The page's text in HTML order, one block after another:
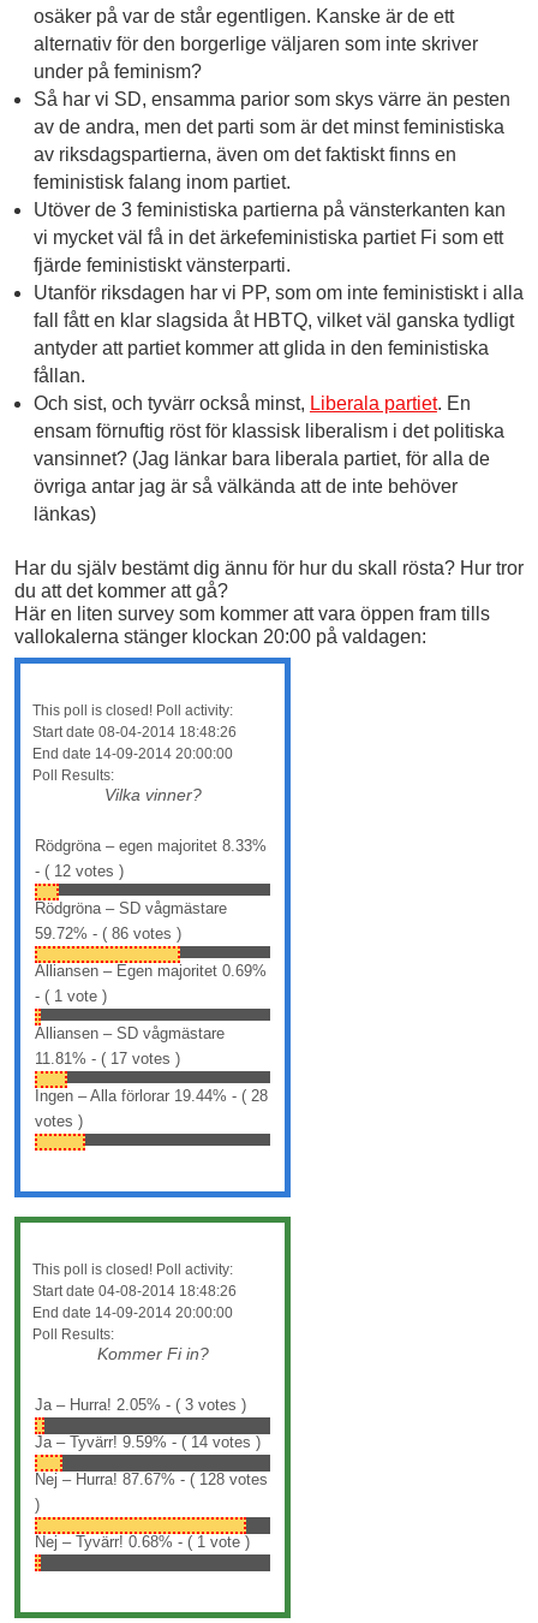
osäker på var de står egentligen. Kanske är de ett
alternativ för den borgerlige väljaren som inte skriver
under på feminism?
Så har vi SD, ensamma parior som skys värre än pesten
av de andra, men det parti som är det minst feministiska
av riksdagspartierna, även om det faktiskt finns en
feministisk falang inom partiet.
Utöver de 3 feministiska partierna på vänsterkanten kan
vi mycket väl få in det ärkefeministiska partiet Fi som ett
fjärde feministiskt vänsterparti.
Utanför riksdagen har vi PP, som om inte feministiskt i alla
fall fått en klar slagsida åt HBTQ, vilket väl ganska tydligt
antyder att partiet kommer att glida in den feministiska
fållan.
Och sist, och tyvärr också minst, Liberala partiet. En
ensam förnuftig röst för klassisk liberalism i det politiska
vansinnet? (Jag länkar bara liberala partiet, för alla de
övriga antar jag är så välkända att de inte behöver
länkas)
Har du själv bestämt dig ännu för hur du skall rösta? Hur tror
du att det kommer att gå?
Här en liten survey som kommer att vara öppen fram tills
vallokalerna stänger klockan 20:00 på valdagen:
This poll is closed! Poll activity:
Start date 08-04-2014 18:48:26
End date 14-09-2014 20:00:00
Poll Results:
Vilka vinner?
Rödgröna – egen majoritet 8.33%
- ( 12 votes )
Rödgröna – SD vågmästare
59.72% - ( 86 votes )
Alliansen – Egen majoritet 0.69%
- ( 1 vote )
Alliansen – SD vågmästare
11.81% - ( 17 votes )
Ingen – Alla förlorar 19.44% - ( 28
votes )
This poll is closed! Poll activity:
Start date 04-08-2014 18:48:26
End date 14-09-2014 20:00:00
Poll Results:
Kommer Fi in?
Ja – Hurra! 2.05% - ( 3 votes )
Ja – Tyvärr! 9.59% - ( 14 votes )
Nej – Hurra! 87.67% - ( 128 votes
)
Nej – Tyvärr! 0.68% - ( 1 vote )